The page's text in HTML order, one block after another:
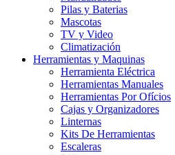
Pilas y Baterias
Mascotas
TV y Video
Climatización
Herramientas y Maquinas
Herramienta Eléctrica
Herramientas Manuales
Herramientas Por Ofícios
Cajas y Organizadores
Linternas
Kits De Herramientas
Escaleras